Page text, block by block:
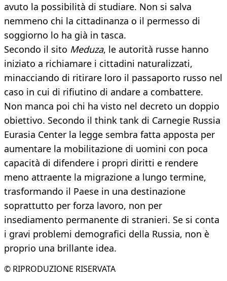
avuto la possibilità di studiare. Non si salva
nemmeno chi la cittadinanza o il permesso di
soggiorno lo ha già in tasca.
Secondo il sito Meduza, le autorità russe hanno
iniziato a richiamare i cittadini naturalizzati,
minacciando di ritirare loro il passaporto russo nel
caso in cui di rifiutino di andare a combattere.
Non manca poi chi ha visto nel decreto un doppio
obiettivo. Secondo il think tank di Carnegie Russia
Eurasia Center la legge sembra fatta apposta per
aumentare la mobilitazione di uomini con poca
capacità di difendere i propri diritti e rendere
meno attraente la migrazione a lungo termine,
trasformando il Paese in una destinazione
soprattutto per forza lavoro, non per
insediamento permanente di stranieri. Se si conta
i gravi problemi demografici della Russia, non è
proprio una brillante idea.
© RIPRODUZIONE RISERVATA